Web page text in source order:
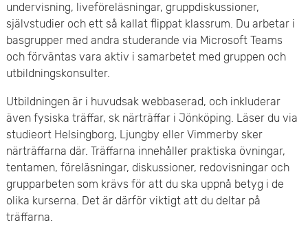
undervisning, liveföreläsningar, gruppdiskussioner,
självstudier och ett så kallat flippat klassrum. Du arbetar i
basgrupper med andra studerande via Microsoft Teams
och förväntas vara aktiv i samarbetet med gruppen och
utbildningskonsulter.
Utbildningen är i huvudsak webbaserad, och inkluderar
även fysiska träffar, sk närträffar i Jönköping. Läser du via
studieort Helsingborg, Ljungby eller Vimmerby sker
närträffarna där. Träffarna innehåller praktiska övningar,
tentamen, föreläsningar, diskussioner, redovisningar och
grupparbeten som krävs för att du ska uppnå betyg i de
olika kurserna. Det är därför viktigt att du deltar på
träffarna.